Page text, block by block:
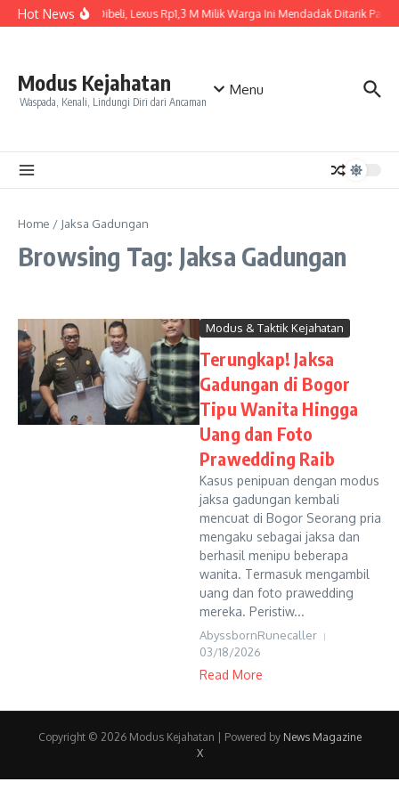
Skip to content
Hot NewsBaru Dibeli, Lexus Rp1,3 M Milik Warga Ini Mendadak Ditarik
Modus Kejahatan
Waspada, Kenali, Lindungi Diri dari Ancaman
Menu
Home / Jaksa Gadungan
Browsing Tag: Jaksa Gadungan
Modus & Taktik Kejahatan
Terungkap! Jaksa
Gadungan di Bogor
Tipu Wanita Hingga
Uang dan Foto
Prawedding Raib
Kasus penipuan dengan modus
jaksa gadungan kembali
mencuat di Bogor Seorang pria
mengaku sebagai jaksa dan
berhasil menipu beberapa
wanita. Termasuk mengambil
uang dan foto prawedding
mereka. Peristiw...
AbyssbornRunecaller
03/18/2026
Read More
Copyright © 2026 Modus Kejahatan | Powered by News Magazine
X